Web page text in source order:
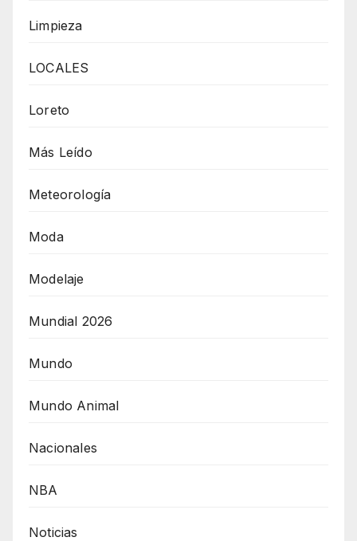
Limpieza
LOCALES
Loreto
Más Leído
Meteorología
Moda
Modelaje
Mundial 2026
Mundo
Mundo Animal
Nacionales
NBA
Noticias